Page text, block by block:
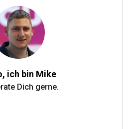
ich bin Mike
Dich gerne.